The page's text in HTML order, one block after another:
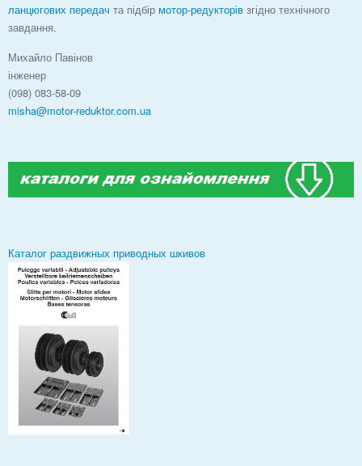
ланцюгових передач та підбір мотор-редукторів згідно технічного
завдання.
Михайло Павінов
інженер
(098) 083-58-09
misha@motor-reduktor.com.ua
Каталог раздвижных приводных шкивов